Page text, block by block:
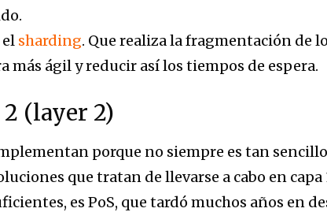
sharding. Que realiza la fragmentación de
más ágil y reducir así los tiempos de espera.
2 (layer 2)
porque no siempre es tan
que tratan de llevarse a cabo en capa
es PoS, que tardó muchos años en